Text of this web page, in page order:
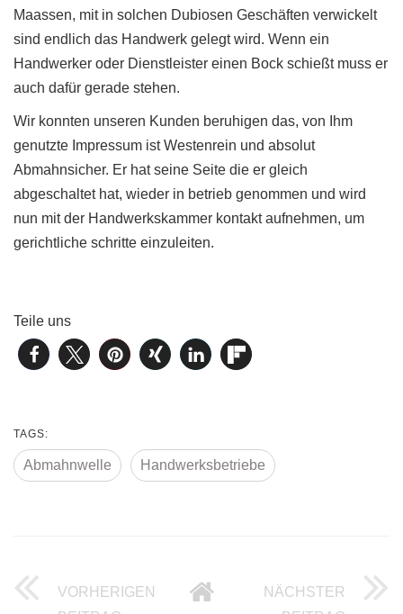
Maassen, mit in solchen Dubiosen Geschäften verwickelt
sind endlich das Handwerk gelegt wird. Wenn ein
Handwerker oder Dienstleister einen Bock schießt muss er
auch dafür gerade stehen.
Wir konnten unseren Kunden beruhigen das, von Ihm
genutzte Impressum ist Westenrein und absolut
Abmahnsicher. Er hat seine Seite die er gleich
abgeschaltet hat, wieder in betrieb genommen und wird
nun mit der Handwerkskammer kontakt aufnehmen, um
gerichtliche schritte einzuleiten.
Teile uns
TAGS:
Abmahnwelle Handwerksbetriebe
VORHERIGEN
NÄCHSTER